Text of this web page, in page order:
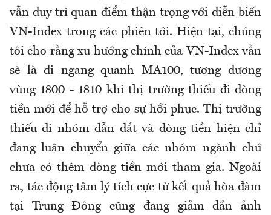
vẫn duy trì quan điểm thận trọng với diễn biến
VN-Index trong các phiên tới. Hiện tại, chúng
tôi cho rằng xu hướng chính của VN-Index vẫn
sẽ là đi ngang quanh MA100, tương đương
vùng 1800 - 1810 khi thị trường thiếu đi dòng
tiền mới để hỗ trợ cho sự hồi phục. Thị trường
thiếu đi nhóm dẫn dắt và dòng tiền hiện chỉ
đang luân chuyển giữa các nhóm ngành chứ
chưa có thêm dòng tiền mới tham gia. Ngoài
ra, tác động tâm lý tích cực từ kết quả hòa đàm
tại Trung Đông cũng đang giảm dần ảnh